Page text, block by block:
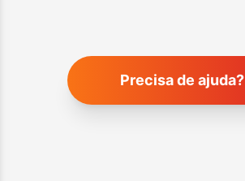
Precisa de ajuda?